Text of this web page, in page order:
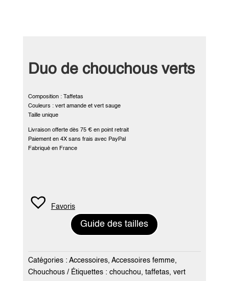
Duo de chouchous verts
Composition : Taffetas
Couleurs : vert amande et vert sauge
Taille unique
Livraison offerte dès 75 € en point retrait
Paiement en 4X sans frais avec PayPal
Fabriqué en France
Favoris
Guide des tailles
Catégories : Accessoires, Accessoires femme,
Chouchous
Étiquettes : chouchou, taffetas, vert